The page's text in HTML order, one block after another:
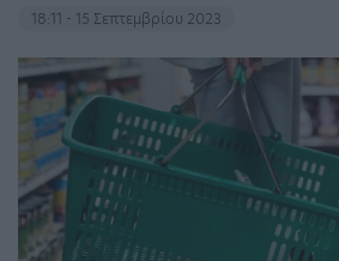
18:11 - 15 Σεπτεμβρίου 2023